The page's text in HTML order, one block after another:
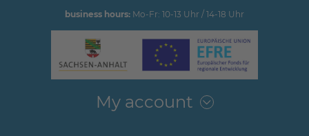
business hours: Mo-Fr: 10-13 Uhr / 14-18 Uhr
My account